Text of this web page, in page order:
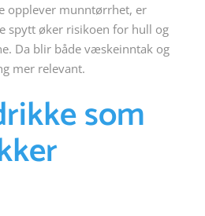
opplever munntørrhet, er
spytt øker risikoen for hull og
Da blir både væskeinntak og
mer relevant.
som